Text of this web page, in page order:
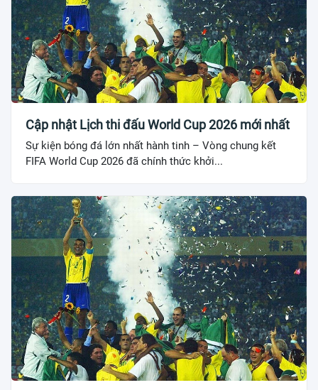
Cập nhật Lịch thi đấu World Cup 2026 mới nhất
Sự kiện bóng đá lớn nhất hành tinh – Vòng chung kết
FIFA World Cup 2026 đã chính thức khởi...